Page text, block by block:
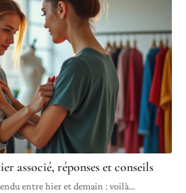
associé, réponses et conseils
entre hier et demain : voilà…